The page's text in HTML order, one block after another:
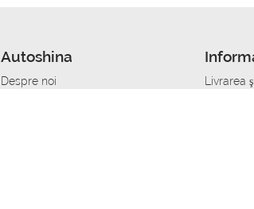
Autoshina
Despre noi
Livrarea